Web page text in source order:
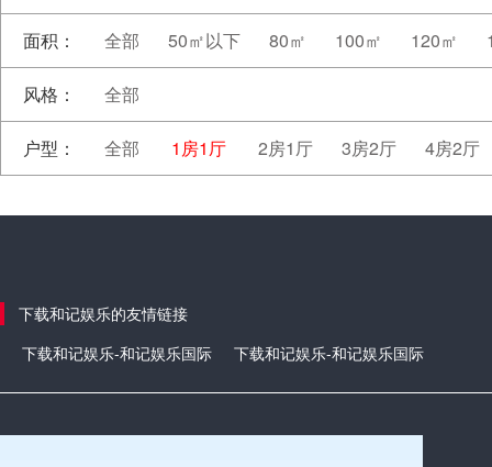
面积： 全部 50㎡以下 80㎡ 100㎡ 120㎡
风格： 全部
户型： 全部 1房1厅 2房1厅 3房2厅 4房2厅
下载和记娱乐的友情链接
下载和记娱乐-和记娱乐国际
下载和记娱乐-和记娱乐国际